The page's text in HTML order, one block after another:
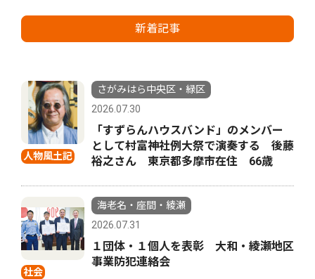
新着記事
人物風土記
さがみはら中央区・緑区
2026.07.30
「すずらんハウスバンド」のメンバー
として村富神社例大祭で演奏する 後藤
裕之さん 東京都多摩市在住 66歳
社会
海老名・座間・綾瀬
2026.07.31
１団体・１個人を表彰 大和・綾瀬地区
事業防犯連絡会